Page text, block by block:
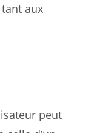
aux
peut